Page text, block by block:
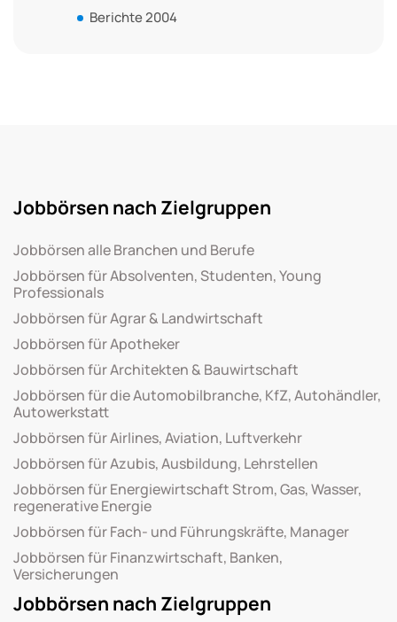
Berichte 2004
Jobbörsen nach Zielgruppen
Jobbörsen alle Branchen und Berufe
Jobbörsen für Absolventen, Studenten, Young
Professionals
Jobbörsen für Agrar & Landwirtschaft
Jobbörsen für Apotheker
Jobbörsen für Architekten & Bauwirtschaft
Jobbörsen für die Automobilbranche, KfZ, Autohändler,
Autowerkstatt
Jobbörsen für Airlines, Aviation, Luftverkehr
Jobbörsen für Azubis, Ausbildung, Lehrstellen
Jobbörsen für Energiewirtschaft Strom, Gas, Wasser,
regenerative Energie
Jobbörsen für Fach- und Führungskräfte, Manager
Jobbörsen für Finanzwirtschaft, Banken,
Versicherungen
Jobbörsen nach Zielgruppen